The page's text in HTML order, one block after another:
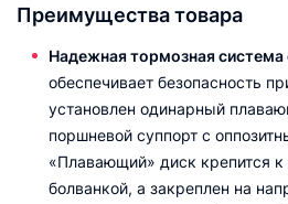
Преимущества товара
Надежная тормозная система
обеспечивает безопасность
установлен одинарный
поршневой суппорт с
«Плавающий» диск крепится к
болванкой, а закреплен на